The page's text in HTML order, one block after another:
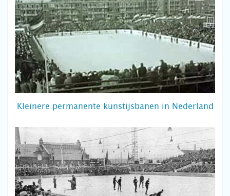
Kleinere permanente kunstijsbanen in Nederland